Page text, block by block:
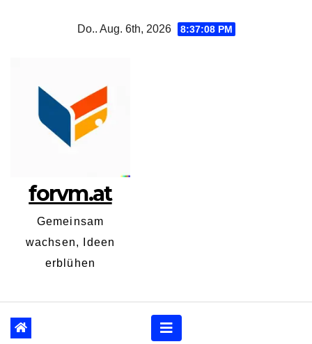
Do.. Aug. 6th, 2026 8:37:09 PM
forvm.at
Gemeinsam
wachsen, Ideen
erblühen